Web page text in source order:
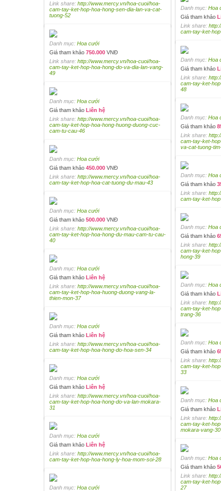
Link share: http://www.mercy.vn/hoa-cuoi/hoa-
cam-tay-ket-hop-hoa-hong-sen-dia-lan-va-cat-
tuong-52
Danh mục: Hoa
Giá tham khảo
Link share:
cam-tay-ket-
Danh mục: Hoa cưới
Giá tham khảo 750.000 VNĐ
Link share: http://www.mercy.vn/hoa-cuoi/hoa-
cam-tay-ket-hop-hoa-hong-do-va-dia-lan-vang-
49
Danh mục: Hoa
Giá tham khảo
Link share:
cam-tay-ket-
48
Danh mục: Hoa cưới
Giá tham khảo Liên hệ
Link share: http://www.mercy.vn/hoa-cuoi/hoa-
cam-tay-ket-hop-hoa-hong-huong-duong-cuc-
cam-tu-cau-46
Danh mục: Hoa
Giá tham khảo
Link share:
cam-tay-ket-
va-cat-tuong-
Danh mục: Hoa cưới
Giá tham khảo 450.000 VNĐ
Link share: http://www.mercy.vn/hoa-cuoi/hoa-
cam-tay-ket-hop-hoa-cat-tuong-du-mau-43
Danh mục: Hoa
Giá tham khảo
Link share:
cam-tay-ket-
Danh mục: Hoa cưới
Giá tham khảo 500.000 VNĐ
Link share: http://www.mercy.vn/hoa-cuoi/hoa-
cam-tay-ket-hop-hoa-hong-du-mau-cam-tu-cau-
40
Danh mục: Hoa
Giá tham khảo
Link share:
cam-tay-ket-
hong-39
Danh mục: Hoa cưới
Giá tham khảo Liên hệ
Link share: http://www.mercy.vn/hoa-cuoi/hoa-
cam-tay-ket-hop-hoa-huong-duong-vang-la-
thien-mon-37
Danh mục: Hoa
Giá tham khảo
Link share:
cam-tay-ket-
trang-36
Danh mục: Hoa cưới
Giá tham khảo Liên hệ
Link share: http://www.mercy.vn/hoa-cuoi/hoa-
cam-tay-ket-hop-hoa-hong-do-hoa-sen-34
Danh mục: Hoa
Giá tham khảo
Link share:
cam-tay-ket-
33
Danh mục: Hoa cưới
Giá tham khảo Liên hệ
Link share: http://www.mercy.vn/hoa-cuoi/hoa-
cam-tay-ket-hop-hoa-hong-do-va-lan-mokara-
31
Danh mục: Hoa
Giá tham khảo
Link share:
cam-tay-ket-
mokara-vang-30
Danh mục: Hoa cưới
Giá tham khảo Liên hệ
Link share: http://www.mercy.vn/hoa-cuoi/hoa-
cam-tay-ket-hop-hoa-hong-ly-hoa-mom-soi-28
Danh mục: Hoa
Giá tham khảo
Link share:
cam-tay-ket-
27
Danh mục: Hoa cưới